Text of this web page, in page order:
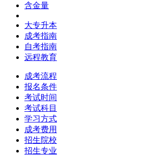
含金量
大专升本
成考指南
自考指南
远程教育
成考流程
报名条件
考试时间
考试科目
学习方式
成考费用
招生院校
招生专业